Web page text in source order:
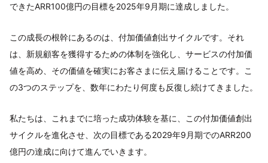
できたARR100億円の目標を2025年9月期に達成しました。
この成長の根幹にあるのは、付加価値創出サイクルです。それ
は、新規顧客を獲得するための体制を強化し、サービスの付加価
値を高め、その価値を確実にお客さまに伝え届けることです。こ
の3つのステップを、数年にわたり何度も反復し続けてきました。
私たちは、これまでに培った成功体験を基に、この付加価値創出
サイクルを進化させ、次の目標である2029年9月期でのARR200
億円の達成に向けて進んでいきます。